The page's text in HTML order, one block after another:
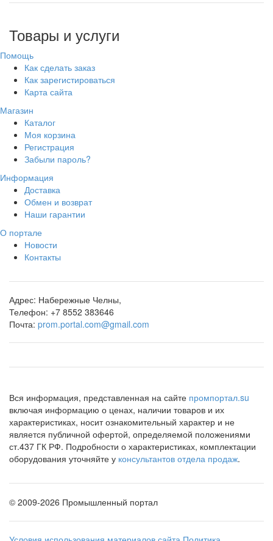
Товары и услуги
Помощь
Как сделать заказ
Как зарегистироваться
Карта сайта
Магазин
Каталог
Моя корзина
Регистрация
Забыли пароль?
Информация
Доставка
Обмен и возврат
Наши гарантии
О портале
Новости
Контакты
Адрес: Набережные Челны,
Телефон: +7 8552 383646
Почта: prom.portal.com@gmail.com
Вся информация, представленная на сайте промпортал.su
включая информацию о ценах, наличии товаров и их
характеристиках, носит ознакомительный характер и не
является публичной офертой, определяемой положениями
ст.437 ГК РФ. Подробности о характеристиках, комплектации
оборудования уточняйте у консультантов отдела продаж.
© 2009-2026 Промышленный портал